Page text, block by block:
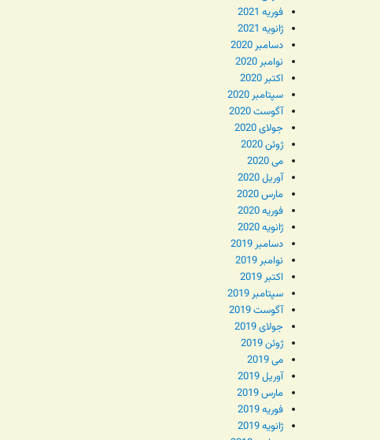
فوریه 2021
ژانویه 2021
دسامبر 2020
نوامبر 2020
اکتبر 2020
سپتامبر 2020
آگوست 2020
جولای 2020
ژوئن 2020
می 2020
آوریل 2020
مارس 2020
فوریه 2020
ژانویه 2020
دسامبر 2019
نوامبر 2019
اکتبر 2019
سپتامبر 2019
آگوست 2019
جولای 2019
ژوئن 2019
می 2019
آوریل 2019
مارس 2019
فوریه 2019
ژانویه 2019